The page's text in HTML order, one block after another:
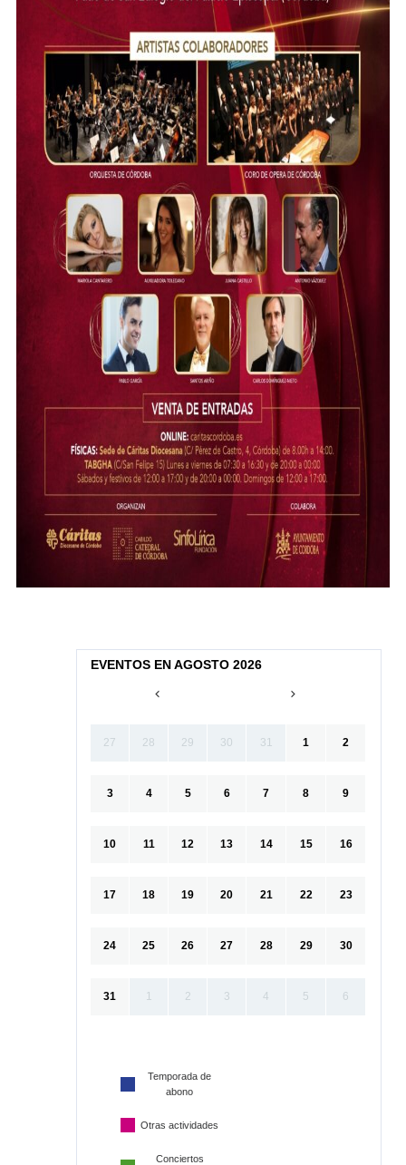
EVENTOS EN AGOSTO 2026
27 28 29 30 31 1 2
3 4 5 6 7 8 9
10 11 12 13 14 15 16
17 18 19 20 21 22 23
24 25 26 27 28 29 30
31 1 2 3 4 5 6
Temporada de
abono
Otras actividades
Conciertos